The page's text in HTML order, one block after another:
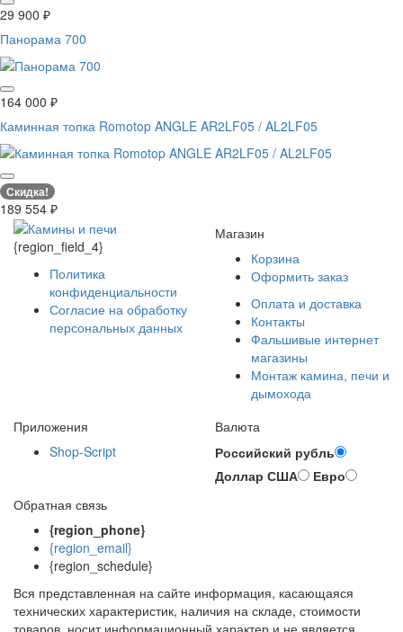
29 900 ₽
Панорама 700
164 000 ₽
Каминная топка Romotop ANGLE AR2LF05 / AL2LF05
Скидка!
189 554 ₽
{region_field_4}
Политика
конфиденциальности
Согласие на обработку
персональных данных
Магазин
Корзина
Оформить заказ
Оплата и доставка
Контакты
Фальшивые интернет
магазины
Монтаж камина, печи и
дымохода
Приложения
Shop-Script
Валюта
Российский рубль
Доллар США
Евро
Обратная связь
{region_phone}
{region_email}
{region_schedule}
Вся представленная на сайте информация, касающаяся
технических характеристик, наличия на складе, стоимости
товаров, носит информационный характер и не является